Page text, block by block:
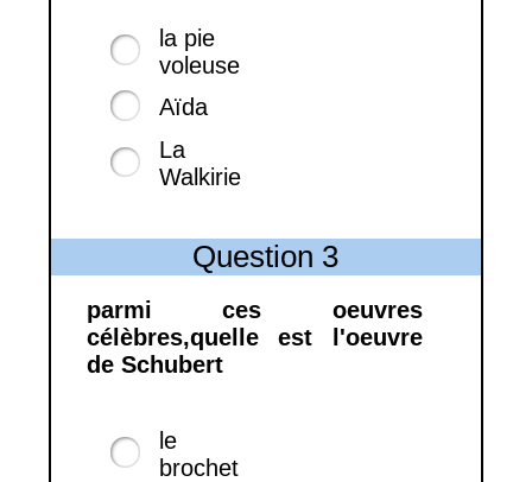
la pie
voleuse
Aïda
La
Walkirie
Question 3
parmi ces oeuvres
célèbres,quelle est l'oeuvre
de Schubert
le
brochet